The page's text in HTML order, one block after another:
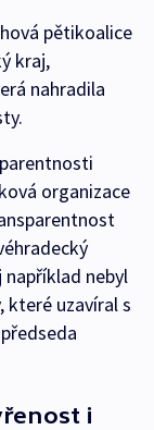
pětikoalice
kraj,
nahradila
organizace
nebyl
které uzavíral s
i